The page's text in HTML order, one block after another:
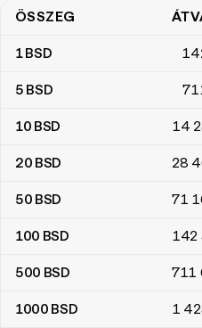
bahamai dollár – dél-koreai won
ÖSSZEG
1BSD
5 BSD
10 BSD 14
20 BSD 28
50 BSD 71
100 BSD 142
500 BSD 711
1000 BSD 1